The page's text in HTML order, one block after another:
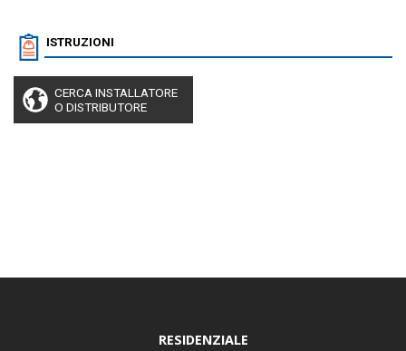
ISTRUZIONI
CERCA INSTALLATORE
O DISTRIBUTORE
RESIDENZIALE